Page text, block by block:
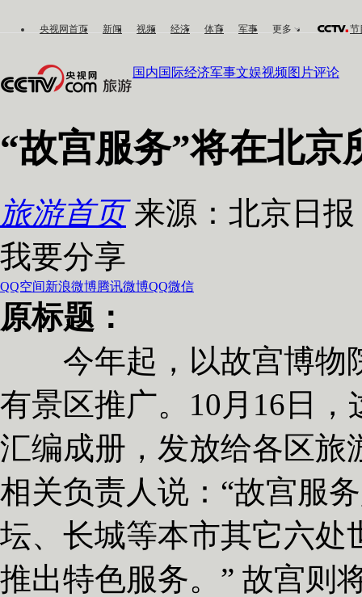
央视网首页 新闻 视频 经济 体育 军事 更多 节
国内国际经济军事文娱视频图片评论
“故宫服务”将在北京
旅游首页 来源：北京日报
我要分享
QQ空间新浪微博腾讯微博QQ微信
原标题：
今年起，以故宫博物
有景区推广。10月16日
汇编成册，发放给各区旅
相关负责人说：“故宫服
坛、长城等本市其它六处
推出特色服务。” 故宫则